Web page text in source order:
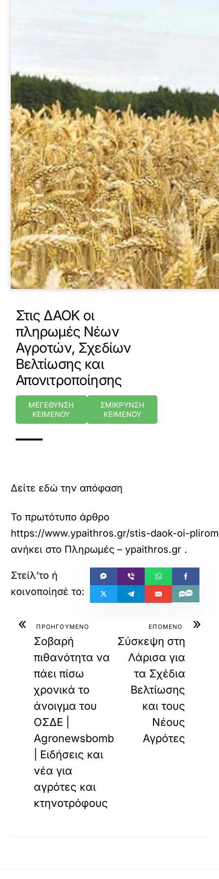
Στις ΔΑΟΚ οι
πληρωμές Νέων
Αγροτών, Σχεδίων
Βελτίωσης και
Απονιτροποίησης
ΜΕΓΕΘΥΝΣΗ
ΚΕΙΜΕΝΟΥ
ΣΜΙΚΡΥΝΣΗ
ΚΕΙΜΕΝΟΥ
Δείτε εδώ την απόφαση
Το πρωτότυπο άρθρο
https://www.ypaithros.gr/stis-daok-oi-
ανήκει στο Πληρωμές – ypaithros.gr .
« ΠΡΟΗΓΟΥΜΕΝΟ
Σοβαρή
πιθανότητα να
πάει πίσω
χρονικά το
άνοιγμα του
ΟΣΔΕ |
Agronewsbomb
| Ειδήσεις και
νέα για
αγρότες και
κτηνοτρόφους
»
ΕΠΟΜΕΝΟ
Σύσκεψη στη
Λάρισα για
τα Σχέδια
Βελτίωσης
και τους
Νέους
Αγρότες